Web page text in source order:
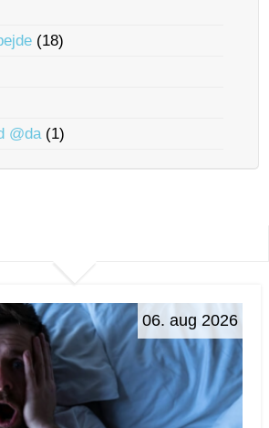
(18)
@da(1)
06. aug 2026